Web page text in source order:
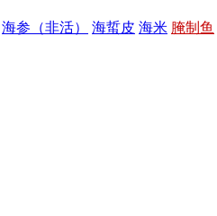
海参（非活） 海蜇皮 海米 腌制鱼